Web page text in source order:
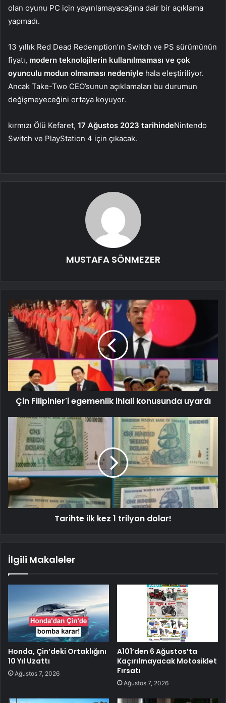
olan oyunu PC için yayınlamayacağına dair bir açıklama
yapmadı.
13 yıllık Red Dead Redemption’ın Switch ve PS sürümünün
fiyatı, modern teknolojilerin kullanılmaması ve çok
oyunculu modun olmaması nedeniyle hala eleştiriliyor.
Ancak Take-Two CEO’sunun açıklamaları bu durumun
değişmeyeceğini ortaya koyuyor.
kırmızı Ölü Kefaret, 17 Ağustos 2023 tarihindeNintendo
Switch ve PlayStation 4 için çıkacak.
MUSTAFA SÖNMEZER
Çin Filipinler'i egemenlik ihlali konusunda uyardı
Tarihte ilk kez 1 trilyon dolar!
İlgili Makaleler
Honda, Çin’deki Ortaklığını
10 Yıl Uzattı
Ağustos 7, 2026
A101’den 6 Ağustos’ta
Kaçırılmayacak Motosiklet
Fırsatı
Ağustos 7, 2026